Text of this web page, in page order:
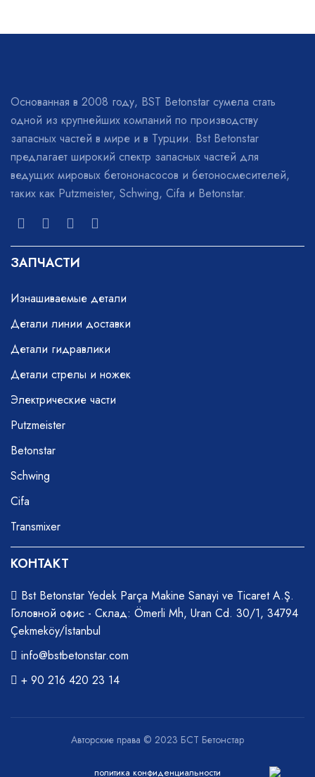
Основанная в 2008 году, BST Betonstar сумела стать
одной из крупнейших компаний по производству
запасных частей в мире и в Турции. Bst Betonstar
предлагает широкий спектр запасных частей для
ведущих мировых бетононасосов и бетоносмесителей,
таких как Putzmeister, Schwing, Cifa и Betonstar.
ЗАПЧАСТИ
Изнашиваемые детали
Детали линии доставки
Детали гидравлики
Детали стрелы и ножек
Электрические части
Putzmeister
Betonstar
Schwing
Cifa
Transmixer
КОНТАКТ
Bst Betonstar Yedek Parça Makine Sanayi ve Ticaret A.Ş.
Головной офис - Склад: Ömerli Mh, Uran Cd. 30/1, 34794
Çekmeköy/İstanbul
info@bstbetonstar.com
+ 90 216 420 23 14
Авторские права © 2023 БСТ Бетонстар
политика конфиденциальности